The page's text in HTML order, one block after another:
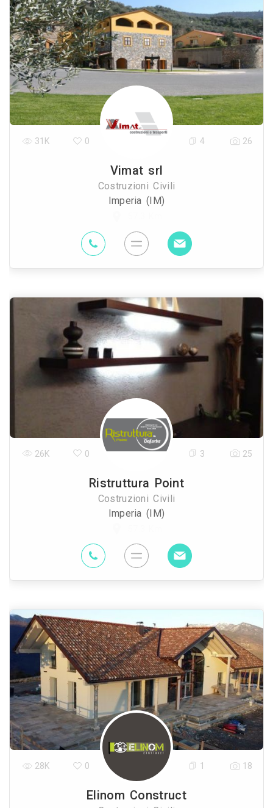
Vimat srl
Costruzioni Civili
Imperia (IM)
31K 0 4 26
Ristruttura Point
Costruzioni Civili
Imperia (IM)
26K 0 3 25
Elinom Construct
28K 0 1 18